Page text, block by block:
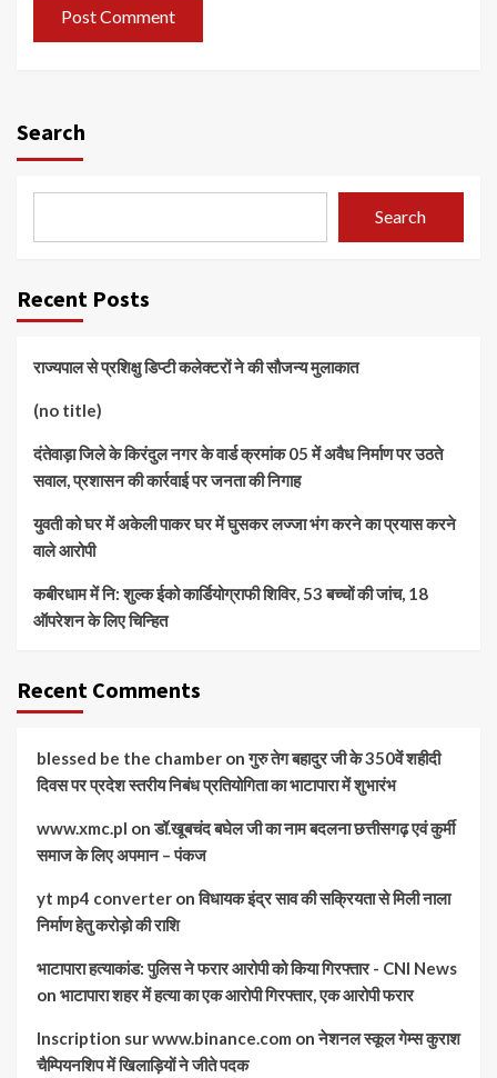
Search
Search
Recent Posts
राज्यपाल से प्रशिक्षु डिप्टी कलेक्टरों ने की सौजन्य मुलाकात
(no title)
दंतेवाड़ा जिले के किरंदुल नगर के वार्ड क्रमांक 05 में अवैध निर्माण पर उठते
सवाल, प्रशासन की कार्रवाई पर जनता की निगाह
युवती को घर में अकेली पाकर घर में घुसकर लज्जा भंग करने का प्रयास करने
वाले आरोपी
कबीरधाम में नि: शुल्क ईको कार्डियोग्राफी शिविर, 53 बच्चों की जांच, 18
ऑपरेशन के लिए चिन्हित
Recent Comments
blessed be the chamber onगुरु तेग बहादुर जी के 350वें शहीदी
दिवस पर प्रदेश स्तरीय निबंध प्रतियोगिता का भाटापारा में शुभारंभ
www.xmc.pl onडॉ.खूबचंद बघेल जी का नाम बदलना छत्तीसगढ़ एवं कुर्मी
समाज के लिए अपमान – पंकज
yt mp4 converter onविधायक इंद्र साव की सक्रियता से मिली नाला
निर्माण हेतु करोड़ो की राशि
भाटापारा हत्याकांड: पुलिस ने फरार आरोपी को किया गिरफ्तार - CNI News
on भाटापारा शहर में हत्या का एक आरोपी गिरफ्तार, एक आरोपी फरार
Inscription sur www.binance.com onनेशनल स्कूल गेम्स कुराश
चैम्पियनशिप में खिलाड़ियों ने जीते पदक